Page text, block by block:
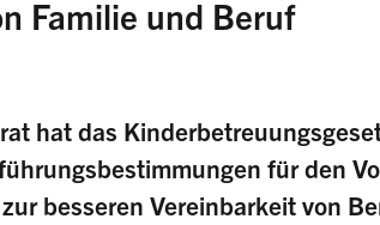
Familie und Beruf
hat das
für den
besseren Vereinbarkeit von